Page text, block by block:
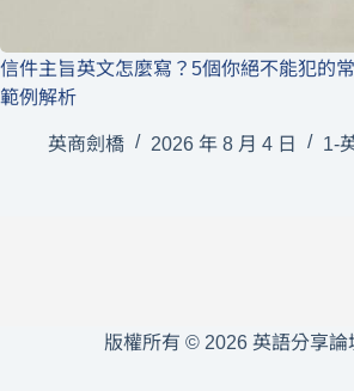
信件主旨英文怎麼寫？5個你絕不能犯的
範例解析
英商劍橋 2026 年 8 月 4 日 1-
版權所有 © 2026 英語分享論